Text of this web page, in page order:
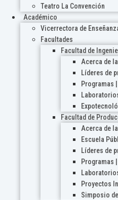
Teatro La Convención
Académico
Vicerrectora de
Facultades
Facultad de
Acerca de
Líderes de
Programas
Facultad de
Acerca de
Escuela
Líderes de
Programas
Proyectos
Simposio